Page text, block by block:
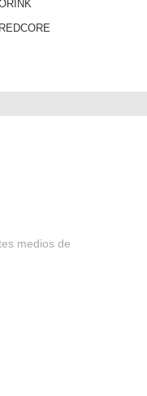
REDCORE
medios de